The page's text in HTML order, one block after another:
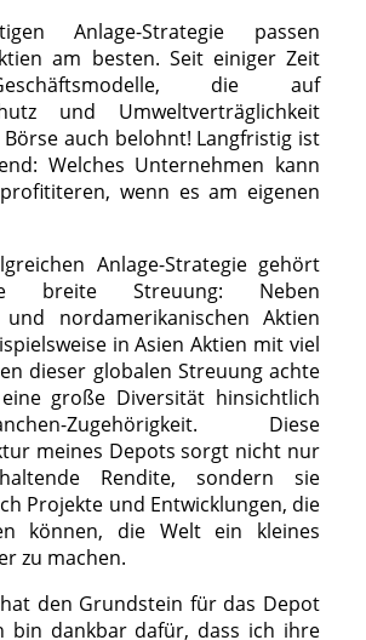
Anlage-Strategie passen
am besten. Seit einiger Zeit
die auf
und Umweltverträglichkeit
auch belohnt! Langfristig ist
Welches Unternehmen kann
wenn es am eigenen
Anlage-Strategie gehört
breite Streuung: Neben
und nordamerikanischen Aktien
in Asien Aktien mit viel
dieser globalen Streuung achte
große Diversität hinsichtlich
Zugehörigkeit. Diese
meines Depots sorgt nicht nur
Rendite, sondern sie
Projekte und Entwicklungen, die
können, die Welt ein kleines
zu machen.
den Grundstein für das Depot
bin dankbar dafür, dass ich ihre